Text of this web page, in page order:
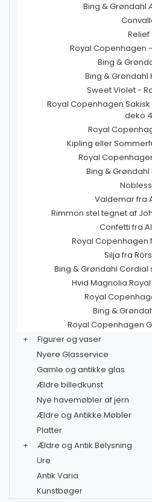
Bing & Grøndahl
Relief
Royal Copenhagen
Bing &
Bing & Grøndahl
Sweet Violet -
Royal Copenhagen
deko 4
Royal
Kipling eller
Royal
Bing & Grøndahl
Valdemar fra
Rimmon stel tegnet af
Confetti fra
Royal Copenhagen
Silja fra
Bing & Grøndahl
Hvid Magnolia
Royal
Bing &
Royal Copenhagen
+
Figurer og vaser
Nyere Glasservice
Gamle og antikke glas
Ældre billedkunst
Nye havemøbler af jern
Ældre og Antikke Møbler
Platter
+
Ældre og Antik Belysning
Ure
Antik Varia
Kunstbøger